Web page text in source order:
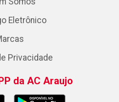
Eletrônico
Privacidade
da AC Araujo